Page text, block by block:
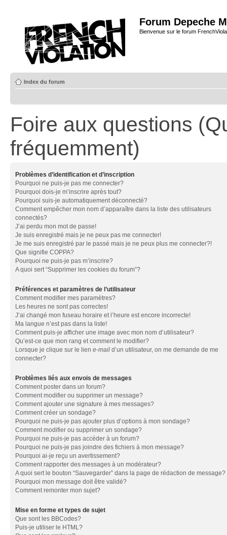
Forum Depeche
Bienvenue sur le forum
Index du forum
Foire aux questions
fréquemment)
Problèmes d’identification et d’inscription
Pourquoi ne puis-je pas me connecter?
Pourquoi dois-je m’inscrire après tout?
Pourquoi suis-je automatiquement déconnecté?
Comment empêcher mon nom d’apparaître dans la liste des utilisateurs
connectés?
J’ai perdu mon mot de passe!
Je suis enregistré mais je ne peux pas me connecter!
Je me suis enregistré par le passé mais je ne peux plus me connecter?!
Que signifie COPPA?
Pourquoi ne puis-je pas m’inscrire?
A quoi sert “Supprimer les cookies du forum”?
Préférences et paramètres de l’utilisateur
Comment modifier mes paramètres?
Les heures ne sont pas correctes!
J’ai changé mon fuseau horaire et l’heure est encore incorrecte!
Ma langue n’est pas dans la liste!
Comment puis-je afficher une image avec mon nom d’utilisateur?
Qu’est-ce que mon rang et comment le modifier?
Lorsque je clique sur le lien e-mail d’un utilisateur, on me demande de me
connecter?
Problèmes liés aux envois de messages
Comment poster dans un forum?
Comment modifier ou supprimer un message?
Comment ajouter une signature à mes messages?
Comment créer un sondage?
Pourquoi ne puis-je pas ajouter plus d’options à mon sondage?
Comment modifier ou supprimer un sondage?
Pourquoi ne puis-je pas accéder à un forum?
Pourquoi ne puis-je pas joindre des fichiers à mon message?
Pourquoi ai-je reçu un avertissement?
Comment rapporter des messages à un modérateur?
A quoi sert le bouton “Sauvegarder” dans la page de rédaction de message?
Pourquoi mon message doit être validé?
Comment remonter mon sujet?
Mise en forme et types de sujet
Que sont les BBCodes?
Puis-je utiliser le HTML?